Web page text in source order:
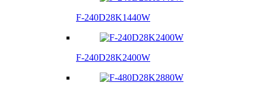
F-240D28K1440W
F-240D28K2400W